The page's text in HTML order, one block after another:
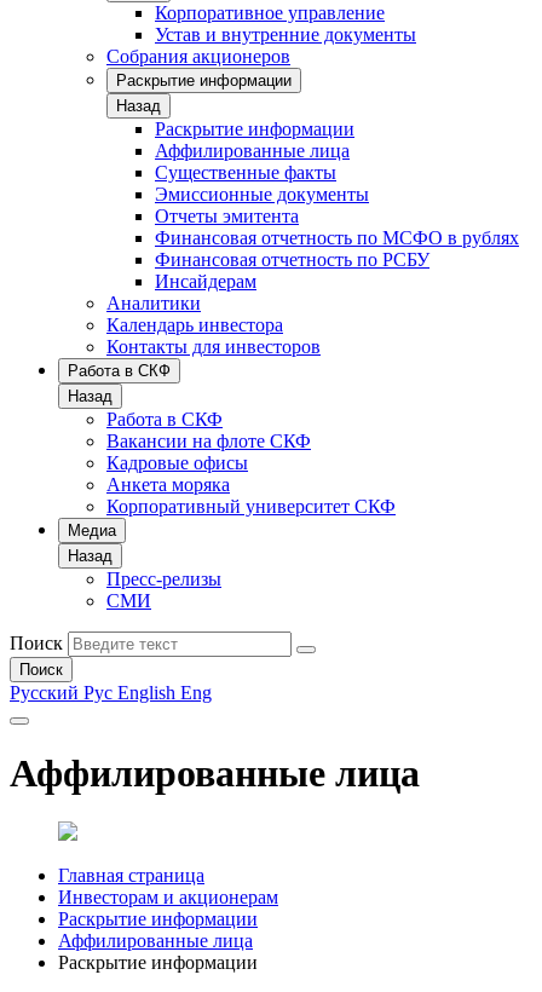
Корпоративное управление
Устав и внутренние документы
Собрания акционеров
Раскрытие информации
Назад
Раскрытие информации
Аффилированные лица
Существенные факты
Эмиссионные документы
Отчеты эмитента
Финансовая отчетность по МСФО в рублях
Финансовая отчетность по РСБУ
Инсайдерам
Аналитики
Календарь инвестора
Контакты для инвесторов
Работа в СКФ
Назад
Работа в СКФ
Вакансии на флоте СКФ
Кадровые офисы
Анкета моряка
Корпоративный университет СКФ
Медиа
Назад
Пресс-релизы
СМИ
Поиск
Поиск
Русский Рус English Eng
Аффилированные лица
Главная страница
Инвесторам и акционерам
Раскрытие информации
Аффилированные лица
Раскрытие информации